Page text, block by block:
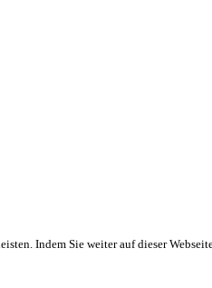
Indem Sie weiter auf dieser